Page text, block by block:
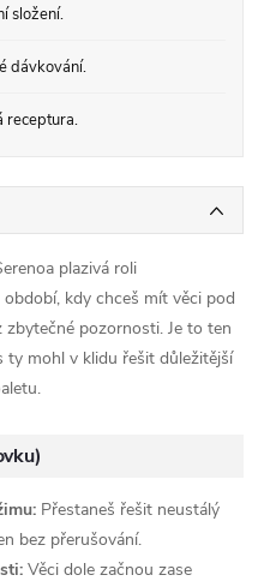
složení.
dávkování.
receptura.
plazivá roli
kdy chceš mít věci pod
pozornosti. Je to ten
ty mohl v klidu řešit důležitější
Přestaneš řešit neustálý
bez přerušování.
Věci dole začnou zase